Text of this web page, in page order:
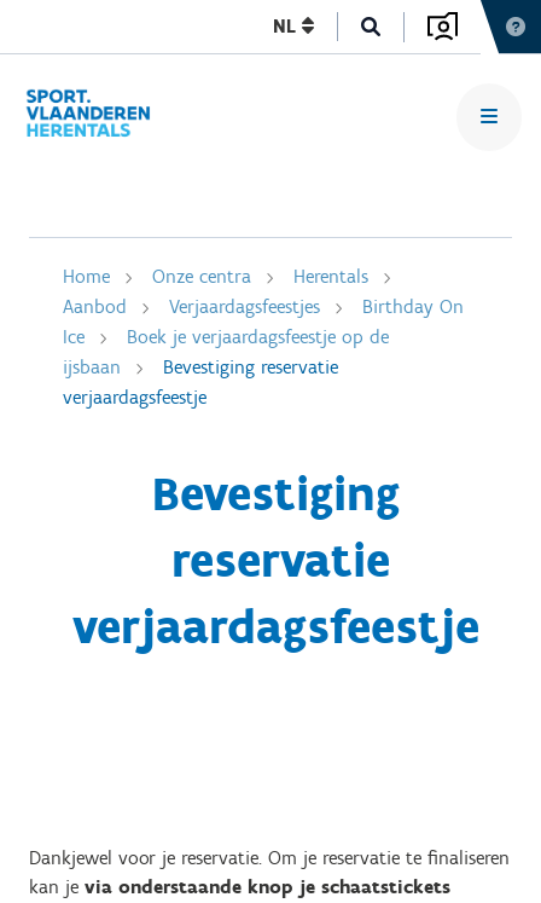
NL
Home Onze centra
Herentals
Aanbod
Verjaardagsfeestjes
Birthday On
Ice
Boek je verjaardagsfeestje op de
ijsbaan
Bevestiging reservatie
verjaardagsfeestje
Bevestiging
reservatie
verjaardagsfeestje
Dankjewel voor je reservatie. Om je reservatie te finaliseren
kan je via onderstaande knop je schaatstickets